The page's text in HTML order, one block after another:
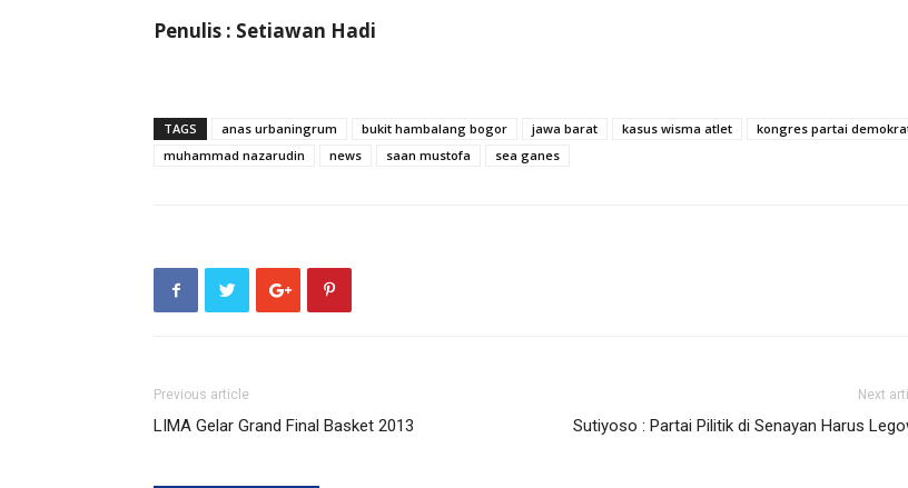
Penulis : Setiawan Hadi
TAGS anas urbaningrum bukit hambalang bogor jawa barat kasus wisma atlet
kongres partai
muhammad nazarudin
news saan mustofa sea ganes
Previous article
LIMA Gelar Grand Final Basket 2013
Next
Sutiyoso : Partai Pilitik di Senayan Harus